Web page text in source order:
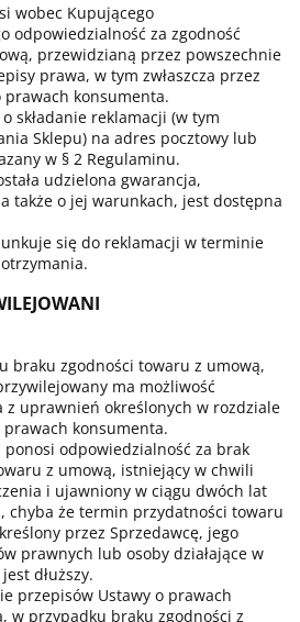
wobec Kupującego
odpowiedzialność za zgodność
przewidzianą przez powszechnie
prawa, w tym zwłaszcza przez
prawach konsumenta.
składanie reklamacji (w tym
Sklepu) na adres pocztowy lub
w § 2 Regulaminu.
udzielona gwarancja,
także o jej warunkach, jest dostępna
się do reklamacji w terminie
braku zgodności towaru z umową,
ma możliwość
z uprawnień określonych w rozdziale
prawach konsumenta.
ponosi odpowiedzialność za brak
z umową, istniejący w chwili
i ujawniony w ciągu dwóch lat
chyba że termin przydatności towaru
przez Sprzedawcę, jego
prawnych lub osoby działające w
dłuższy.
przepisów Ustawy o prawach
w przypadku braku zgodności z